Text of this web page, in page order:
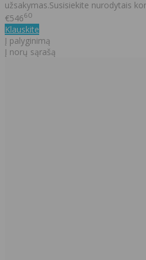
užsakymas.Susisiekite nurodytais
€54660
Klauskite
Į palyginimą
Į norų sąrašą